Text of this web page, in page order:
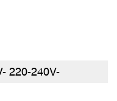
220-240V-